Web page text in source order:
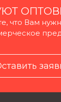
что Вам